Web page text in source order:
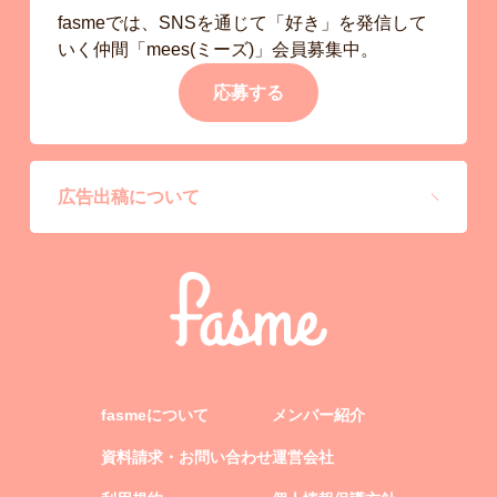
fasmeでは、SNSを通じて「好き」を発信して
いく仲間「mees(ミーズ)」会員募集中。
応募する
広告出稿について
fasmeについて
資料請求・お問い合わせ
メンバー紹介
運営会社